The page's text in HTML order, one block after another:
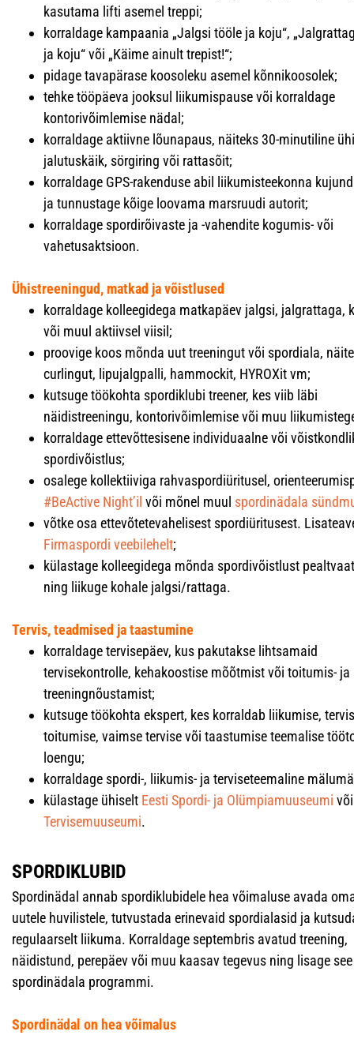
kasutama lifti asemel treppi;
korraldage kampaania „Jalgsi tööle ja koju“,
ja koju“ või „Käime ainult trepist!“;
pidage tavapärase koosoleku asemel kõnnikoosolek;
tehke tööpäeva jooksul liikumispause või korraldage
kontorivõimlemise nädal;
korraldage aktiivne lõunapaus, näiteks 30-minutiline
jalutuskäik, sörgiring või rattasõit;
korraldage GPS-rakenduse abil liikumisteekonna
ja tunnustage kõige loovama marsruudi autorit;
korraldage spordirõivaste ja -vahendite kogumis- või
vahetusaktsioon.
Ühistreeningud, matkad ja võistlused
korraldage kolleegidega matkapäev jalgsi, jalgrattaga,
või muul aktiivsel viisil;
proovige koos mõnda uut treeningut või spordiala,
curlingut, lipujalgpalli, hammockit, HYROXit vm;
kutsuge töökohta spordiklubi treener, kes viib läbi
näidistreeningu, kontorivõimlemise või muu
korraldage ettevõttesisene individuaalne või
spordivõistlus;
osalege kollektiiviga rahvaspordiüritusel,
#BeActive Night’il või mõnel muul spordinädala
võtke osa ettevõtetevahelisest spordiüritusest.
Firmaspordi veebilehelt;
külastage kolleegidega mõnda spordivõistlust
ning liikuge kohale jalgsi/rattaga.
Tervis, teadmised ja taastumine
korraldage tervisepäev, kus pakutakse lihtsamaid
tervisekontrolle, kehakoostise mõõtmist või toitumis- ja
treeningnõustamist;
kutsuge töökohta ekspert, kes korraldab liikumise,
toitumise, vaimse tervise või taastumise teemalise
loengu;
korraldage spordi-, liikumis- ja terviseteemaline
külastage ühiselt Eesti Spordi- ja Olümpiamuuseumi
Tervisemuuseumi.
SPORDIKLUBID
Spordinädal annab spordiklubidele hea võimaluse avada
uutele huvilistele, tutvustada erinevaid spordialasid ja
regulaarselt liikuma. Korraldage septembris avatud treening,
näidistund, perepäev või muu kaasav tegevus ning lisage see
spordinädala programmi.
Spordinädal on hea võimalus